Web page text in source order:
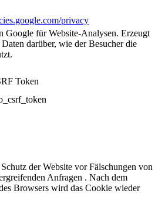
privacy
Google für Website-Analysen. Erzeugt
Daten darüber, wie der Besucher die
Token
der Website vor Fälschungen von
Anfragen . Nach dem
Browsers wird das Cookie wieder